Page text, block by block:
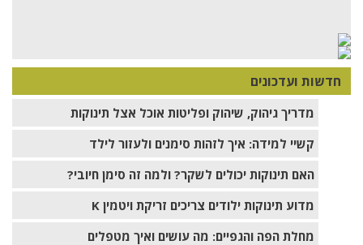
חדשות ועדכונים
מדריך גיהוק, שיהוק ופליטות אוכל אצל תינוקות
קשיי למידה: איך לזהות סימנים ולעזור לילד
האם תינוקות יכולים לשקר? ולמה זה סימן חיובי?
מדוע תינוקות ילודים צריכים זריקת ויטמין K
מחלת הפה והגפיים: מה עושים ואיך מטפלים